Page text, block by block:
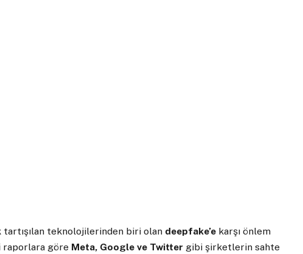
tartışılan teknolojilerinden biri olan deepfake’e karşı önlem
raporlara göre Meta, Google ve Twitter gibi şirketlerin sahte